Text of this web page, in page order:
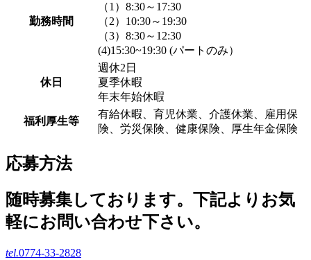
勤務時間
（1）8:30～17:30
（2）10:30～19:30
（3）8:30～12:30
(4)15:30~19:30 (パートのみ）
休日
週休2日
夏季休暇
年末年始休暇
福利厚生等
有給休暇、育児休業、介護休業、雇用保
険、労災保険、健康保険、厚生年金保険
応募方法
随時募集しております。下記よりお気
軽にお問い合わせ下さい。
tel.0774-33-2828